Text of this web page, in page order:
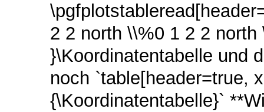
2 2 north \\%0 1 2 2
}\Koordinatentabelle und
noch `table[header=true,
{\Koordinatentabelle}`